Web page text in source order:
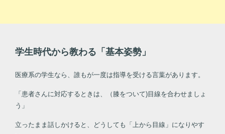
学生時代から教わる「基本姿勢」
医療系の学生なら、誰もが一度は指導を受ける言葉があります。
「患者さんに対応するときは、（膝をついて)目線を合わせましょ
う」
立ったまま話しかけると、どうしても「上から目線」になりやす